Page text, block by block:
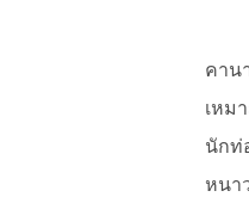
คาน
เหม
นักท่
หนา